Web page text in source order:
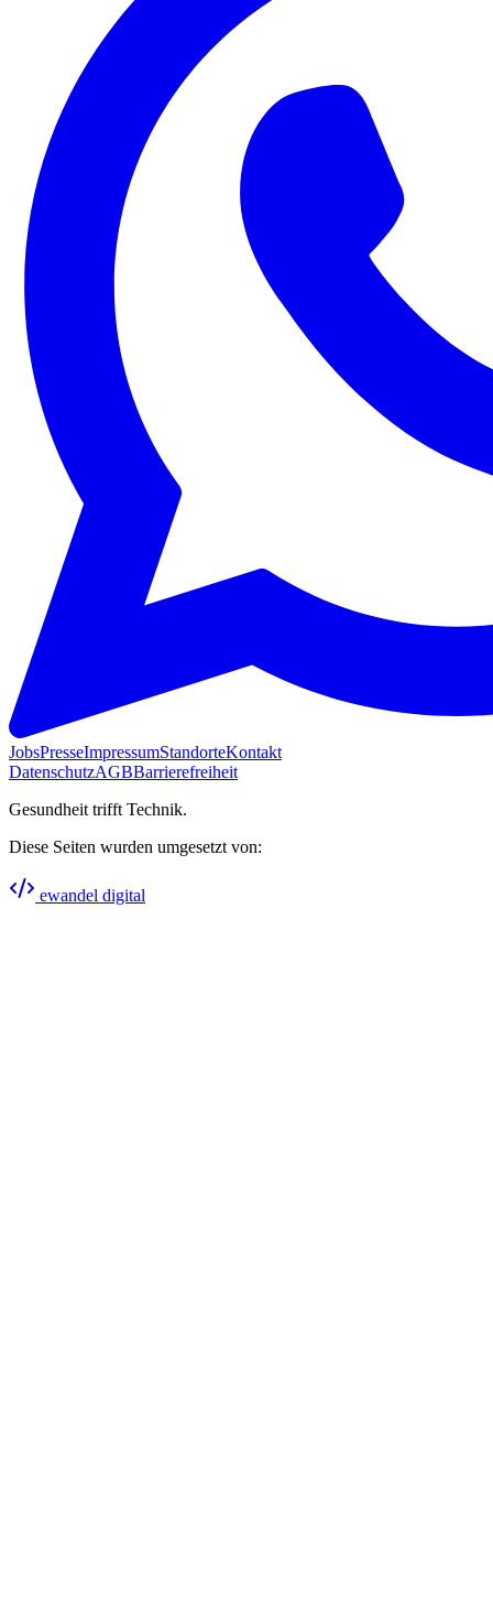
JobsPresseImpressumStandorteKontakt
DatenschutzAGBBarrierefreiheit
Gesundheit trifft Technik.
Diese Seiten wurden umgesetzt von:
ewandel digital